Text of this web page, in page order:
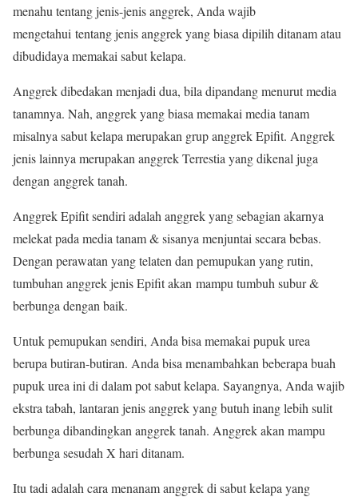
menahu tentang jenis-jenis anggrek, Anda wajib
mengetahui tentang jenis anggrek yang biasa dipilih ditanam atau
dibudidaya memakai sabut kelapa.
Anggrek dibedakan menjadi dua, bila dipandang menurut media
tanamnya. Nah, anggrek yang biasa memakai media tanam
misalnya sabut kelapa merupakan grup anggrek Epifit. Anggrek
jenis lainnya merupakan anggrek Terrestia yang dikenal juga
dengan anggrek tanah.
Anggrek Epifit sendiri adalah anggrek yang sebagian akarnya
melekat pada media tanam & sisanya menjuntai secara bebas.
Dengan perawatan yang telaten dan pemupukan yang rutin,
tumbuhan anggrek jenis Epifit akan mampu tumbuh subur &
berbunga dengan baik.
Untuk pemupukan sendiri, Anda bisa memakai pupuk urea
berupa butiran-butiran. Anda bisa menambahkan beberapa buah
pupuk urea ini di dalam pot sabut kelapa. Sayangnya, Anda wajib
ekstra tabah, lantaran jenis anggrek yang butuh inang lebih sulit
berbunga dibandingkan anggrek tanah. Anggrek akan mampu
berbunga sesudah X hari ditanam.
Itu tadi adalah cara menanam anggrek di sabut kelapa yang